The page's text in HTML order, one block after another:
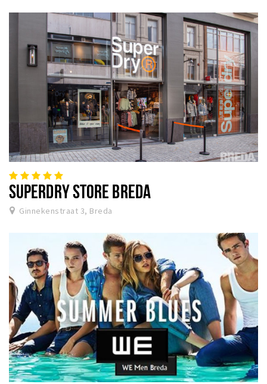
SUPERDRY STORE BREDA
Ginnekenstraat 3, Breda